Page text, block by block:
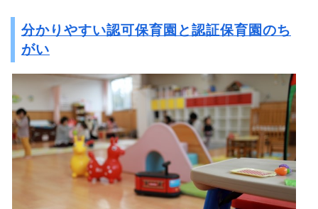
分かりやすい認可保育園と認証保育園のち
がい